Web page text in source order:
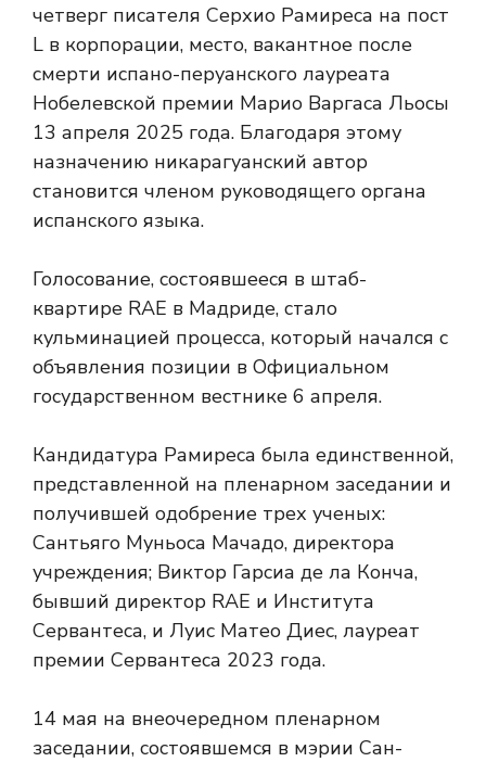
четверг писателя Серхио Рамиреса на пост
L в корпорации, место, вакантное после
смерти испано-перуанского лауреата
Нобелевской премии Марио Варгаса Льосы
13 апреля 2025 года. Благодаря этому
назначению никарагуанский автор
становится членом руководящего органа
испанского языка.
Голосование, состоявшееся в штаб-
квартире RAE в Мадриде, стало
кульминацией процесса, который начался с
объявления позиции в Официальном
государственном вестнике 6 апреля.
Кандидатура Рамиреса была единственной,
представленной на пленарном заседании и
получившей одобрение трех ученых:
Сантьяго Муньоса Мачадо, директора
учреждения; Виктор Гарсиа де ла Конча,
бывший директор RAE и Института
Сервантеса, и Луис Матео Диес, лауреат
премии Сервантеса 2023 года.
14 мая на внеочередном пленарном
заседании, состоявшемся в мэрии Сан-